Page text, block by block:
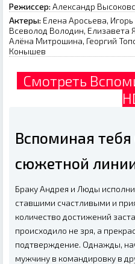
Режиссер: Александр
Актеры: Елена Аросьева,
Всеволод Володин, Елизавета
Алёна Митрошина, Георгий
Конышев
Смотреть
Вспоминая
сюжетной
Браку Андрея и Люды
ставшими счастливыми и
количество достижений
происходило не зря, а
подтверждение. Однажды,
мужчину в командировку в